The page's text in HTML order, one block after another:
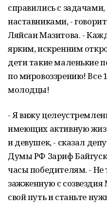
справились с
наставниками, -
Ляйсан Мазитова. -
ярким, искренним
дети такие маленькие
по мировоззрению! Все
молодцы!
- Я вижу
имеющих активную
и девушек, - сказал
Думы РФ Зариф
часы победителям. - Не
зажженную с
свой путь и станьте